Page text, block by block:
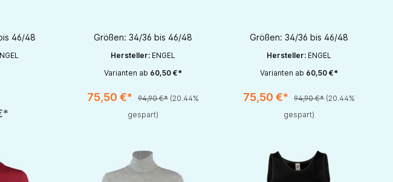
um die Anzahl zu erhöhen oder zu reduzieren.
46/48
den gewünschten Wert ein oder benutze die Schaltflächen um die Anzahl zu erhöhen oder zu reduzieren.
Größen: 34/36 bis 46/48
Hersteller: ENGEL
Varianten ab 60,50 €*
75,50 €* 94,90 €* (20.44%
gespart)
Produkt Anzahl: Gib den gewünschten Wert ein oder benutze die Schaltflächen um
Größen: 34/36 bis 46/48
Hersteller: ENGEL
Varianten ab 60,50 €*
75,50 €* 94,90 €* (20.44%
gespart)
Produkt Anzahl: Gib den gewünschten